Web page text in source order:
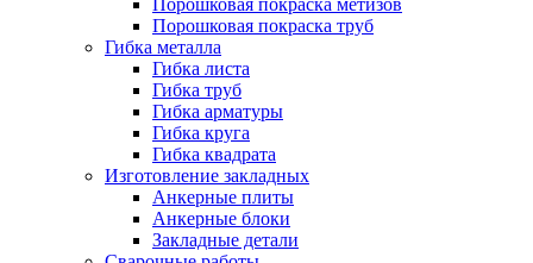
Порошковая покраска метизов
Порошковая покраска труб
Гибка металла
Гибка листа
Гибка труб
Гибка арматуры
Гибка круга
Гибка квадрата
Изготовление закладных
Анкерные плиты
Анкерные блоки
Закладные детали